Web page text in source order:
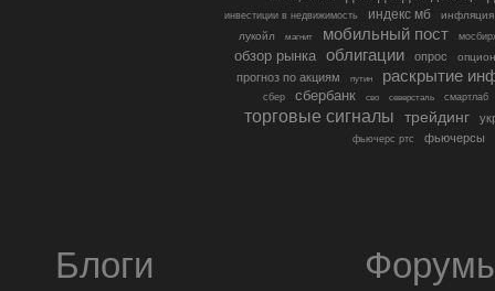
инвестиции в недвижимость индекс мб
инфляция
лукойл
магнит мобильный пост
обзор рынка облигации опрос
прогноз по акциям путин раскрытие
сбер сбербанк сво северсталь смартлаб
торговые сигналы трейдинг
фьючерс ртс фьючерсы
Блоги